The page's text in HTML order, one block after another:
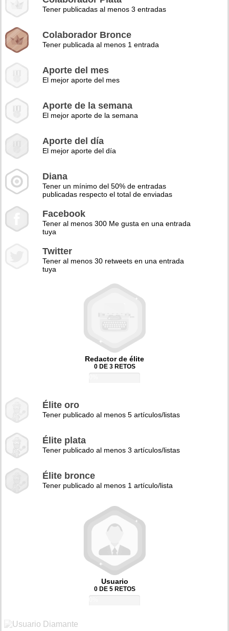
Tener publicadas al menos 3 entradas
Colaborador Bronce
Tener publicada al menos 1 entrada
Aporte del mes
El mejor aporte del mes
Aporte de la semana
El mejor aporte de la semana
Aporte del día
El mejor aporte del día
Diana
Tener un mínimo del 50% de entradas
publicadas respecto el total de enviadas
Facebook
Tener al menos 300 Me gusta en una entrada
tuya
Twitter
Tener al menos 30 retweets en una entrada
tuya
Redactor de élite
0 DE 3 RETOS
Élite oro
Tener publicado al menos 5 artículos/listas
Élite plata
Tener publicado al menos 3 artículos/listas
Élite bronce
Tener publicado al menos 1 artículo/lista
Usuario
0 DE 5 RETOS